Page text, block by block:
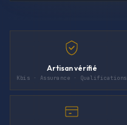
Artisan vérifié
Kbis · Assurance · Qualifications